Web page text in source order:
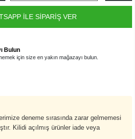
İLE SİPARİŞ VER
Bulun
için size en yakın mağazayı bulun.
deneme sırasında zarar gelmemesi
Kilidi açılmış ürünler iade veya